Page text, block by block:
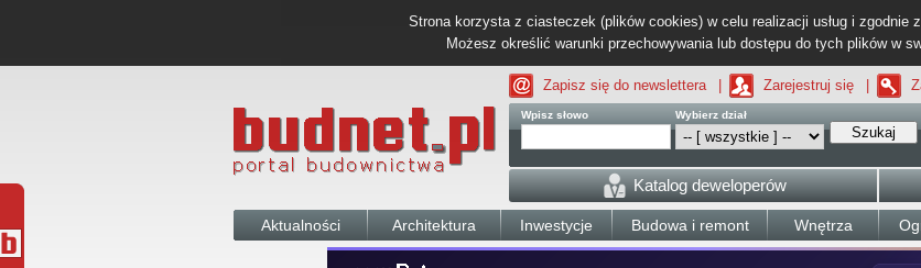
Strona korzysta z ciasteczek (plików cookies) w celu realizacji usług i zgodnie z
Możesz określić warunki przechowywania lub dostępu do tych plików w
Zapisz się do newslettera Zarejestruj się
Wpisz słowo Wybierz dział
Szukaj
Katalog deweloperów
Aktualności Architektura Inwestycje Budowa i remont Wnętrza